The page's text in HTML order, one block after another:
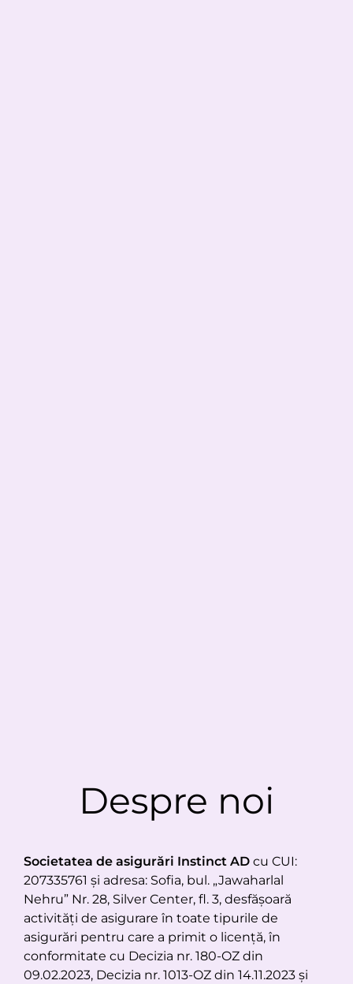
Despre noi
Societatea de asigurări Instinct AD cu CUI:
207335761 și adresa: Sofia, bul. „Jawaharlal
Nehru” Nr. 28, Silver Center, fl. 3, desfășoară
activități de asigurare în toate tipurile de
asigurări pentru care a primit o licență, în
conformitate cu Decizia nr. 180-OZ din
09.02.2023, Decizia nr. 1013-OZ din 14.11.2023 și